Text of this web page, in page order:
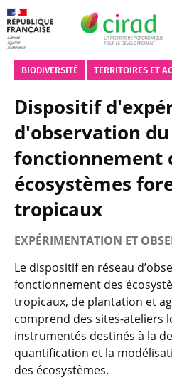
BIODIVERSITÉ TERRITOIRES ET
Dispositif
d'observation du
fonctionnement
écosystèmes
tropicaux
EXPÉRIMENTATION ET
Le dispositif en réseau
fonctionnement des
tropicaux, de plantation et
comprend des sites-ateliers
instrumentés destinés à la
quantification et la
des écosystèmes.